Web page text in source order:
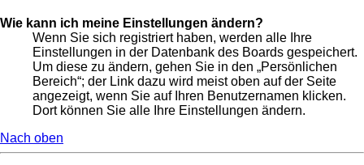
Wie kann ich meine Einstellungen ändern?
Wenn Sie sich registriert haben, werden alle Ihre
Einstellungen in der Datenbank des Boards gespeichert.
Um diese zu ändern, gehen Sie in den „Persönlichen
Bereich“; der Link dazu wird meist oben auf der Seite
angezeigt, wenn Sie auf Ihren Benutzernamen klicken.
Dort können Sie alle Ihre Einstellungen ändern.
Nach oben